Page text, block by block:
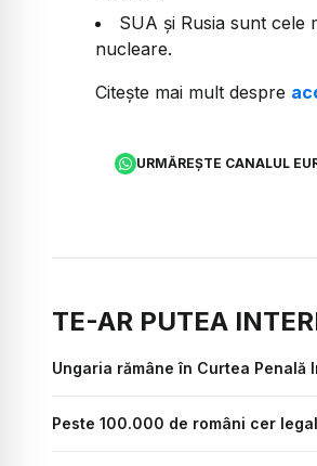
SUA și Rusia sunt cele
nucleare.
Citește mai mult despre
URMĂREȘTE CANALUL
TE-AR PUTEA
Ungaria rămâne în Curtea
Peste 100.000 de români cer